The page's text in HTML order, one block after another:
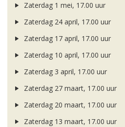
Zaterdag 1 mei, 17.00 uur
Zaterdag 24 april, 17.00 uur
Zaterdag 17 april, 17.00 uur
Zaterdag 10 april, 17.00 uur
Zaterdag 3 april, 17.00 uur
Zaterdag 27 maart, 17.00 uur
Zaterdag 20 maart, 17.00 uur
Zaterdag 13 maart, 17.00 uur